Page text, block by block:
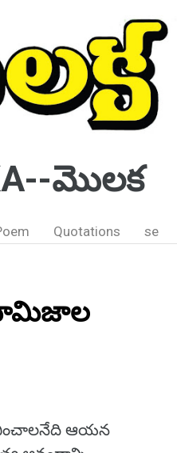
మొలక
Quotations se
యామిజాల
ఆయన